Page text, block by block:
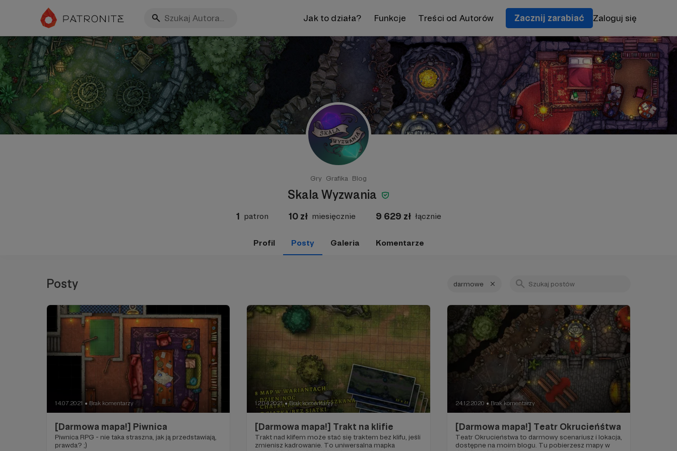
Jak to działa? Funkcje Treści od Autorów Zacznij zarabiać Zaloguj się
Gry Grafika Blog
Skala Wyzwania
1 patron 10 zł miesięcznie 9 629 zł łącznie
Profil Posty Galeria Komentarze
Posty darmowe
14.07.2021 ● Brak komentarzy
[Darmowa mapa!] Piwnica
Piwnica RPG - nie taka straszna, jak ją przedstawiają,
prawda? ;)
12.04.2021 ● Brak komentarzy
[Darmowa mapa!] Trakt na klifie
Trakt nad klifem może stać się traktem bez klifu, jeśli
zmienisz kadrowanie. To uniwersalna mapka
24.12.2020 ● Brak komentarzy
[Darmowa mapa!] Teatr Okrucieńśtwa
Teatr Okrucieństwa to darmowy scenariusz i lokacja,
dostępne na moim blogu. Tu pobierzesz mapy w